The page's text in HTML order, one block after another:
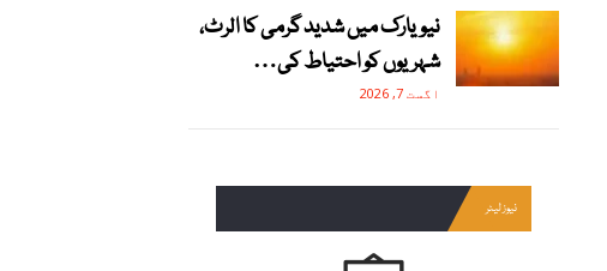
نیویارک میں شدید گرمی کا الرٹ،
شہریوں کو احتیاط کی…
اگست 7, 2026
نیوز لیٹر